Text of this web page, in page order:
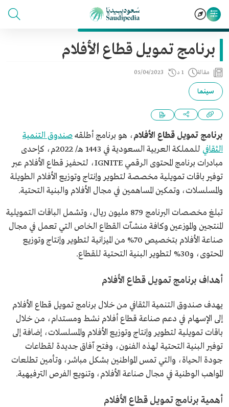
برنامج تمويل قطاع الأفلام
مقالة 1 د 05/04/2023
سينما
برنامج تمويل قطاع الأفلام، هو برنامج أطلقهصندوق التنمية
الثقافي
للمملكة العربية السعودية في 1443 هـ/ 2022م، كإحدى
مبادرات برنامج المحتوى الرقمي IGNITE، لتحفيز قطاع الأفلام عبر
توفير باقات تمويلية مخصصة لتطوير وإنتاج وتوزيع الأفلام الطويلة
والمسلسلات، وتمكين المساهمين في مجال الأفلام والبنية التحتية.
تبلغ مخصصات البرنامج 879 مليون ريال، وتشمل الباقات التمويلية
المنتجين والموزعين وكافة منشآت القطاع الخاص التي تعمل في مجال
صناعة الأفلام بتخصيص 70% من الميزانية لتطوير وإنتاج وتوزيع
المحتوى، و30% لتطوير البنية التحتية للقطاع.
أهداف برنامج تمويل قطاع الأفلام
يهدف صندوق التنمية الثقافي من خلال برنامج تمويل قطاع الأفلام
إلى الإسهام في دعم صناعة قطاع أفلام نشط ومستدام، من خلال
باقات تمويلية لتطوير وإنتاج وتوزيع الأفلام والمسلسلات، إضافة إلى
توفير البنية التحتية لهذه الفنون، وفتح آفاق جديدة لقطاعات
جودة الحياة، والتي تمس المواطنين بشكل مباشر، وتأمين تطلعات
المواهب الوطنية في مجال صناعة الأفلام، وتنويع الفرص الترفيهية.
أهمية برنامج تمويل قطاع الأفلام